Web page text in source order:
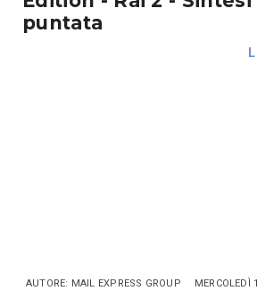
puntata
AUTORE: MAIL EXPRESS GROUP MERCOLEDÌ